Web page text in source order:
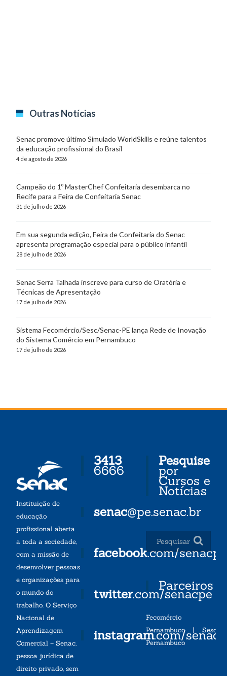
Outras Notícias
Senac promove último Simulado WorldSkills e reúne talentos
da educação profissional do Brasil
4 de agosto de 2026
Campeão do 1º MasterChef Confeitaria desembarca no
Recife para a Feira de Confeitaria Senac
31 de julho de 2026
Em sua segunda edição, Feira de Confeitaria do Senac
apresenta programação especial para o público infantil
28 de julho de 2026
Senac Serra Talhada inscreve para curso de Oratória e
Técnicas de Apresentação
17 de julho de 2026
Sistema Fecomércio/Sesc/Senac-PE lança Rede de Inovação
do Sistema Comércio em Pernambuco
17 de julho de 2026
Instituição de
educação
profissional aberta
a toda a sociedade,
com a missão de
desenvolver pessoas
e organizações para
o mundo do
trabalho. O Serviço
Nacional de
Aprendizagem
Comercial – Senac,
pessoa jurídica de
direito privado, sem
3413
6666
senac@pe.senac.br
facebook.com/senacpe
twitter.com/senacpe
instagram.com/
Pesquise
por
Cursos e
Notícias
Parceiros
Fecomércio
Pernambuco| Sesc
Pernambuco